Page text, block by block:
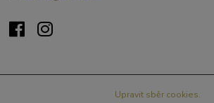
Upravit sběr cookies.